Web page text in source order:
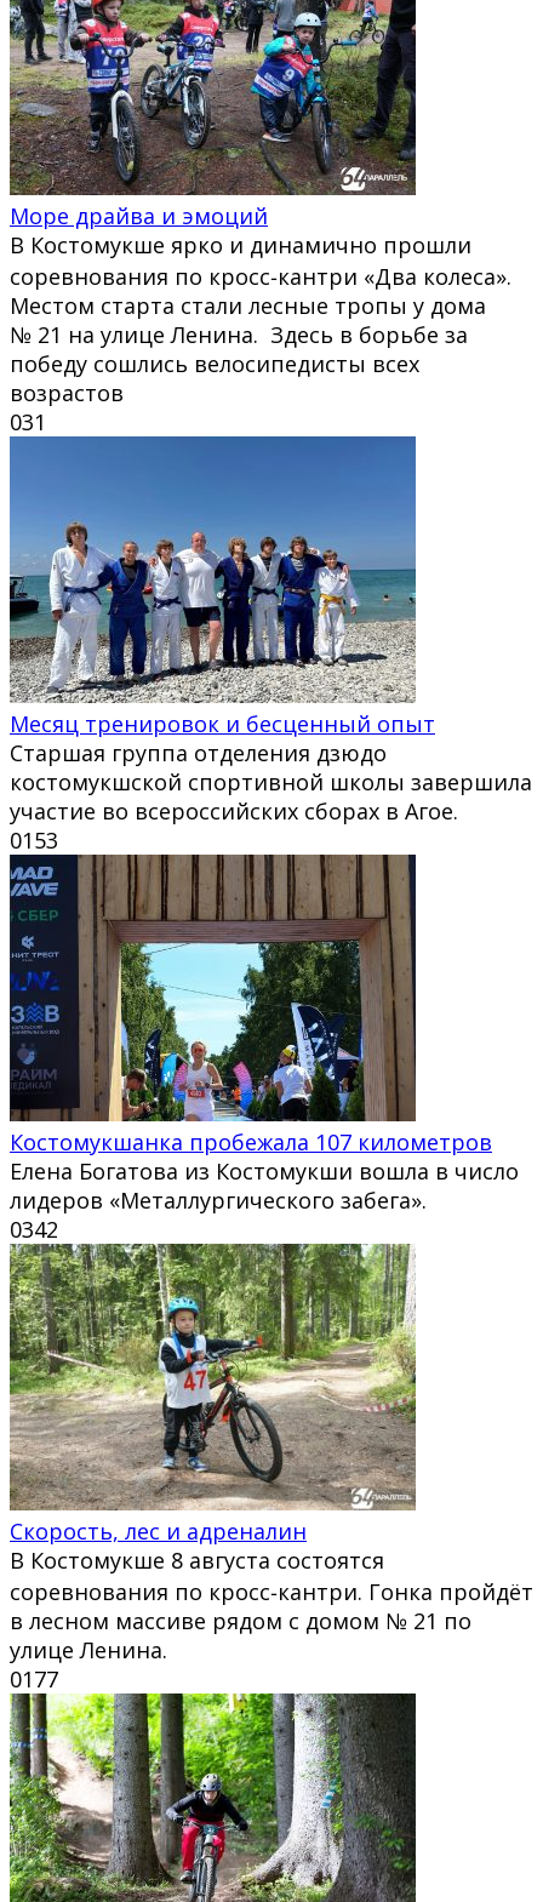
Море драйва и эмоций
В Костомукше ярко и динамично прошли
соревнования по кросс‑кантри «Два колеса».
Местом старта стали лесные тропы у дома
№ 21 на улице Ленина. Здесь в борьбе за
победу сошлись велосипедисты всех
возрастов
031
Месяц тренировок и бесценный опыт
Старшая группа отделения дзюдо
костомукшской спортивной школы завершила
участие во всероссийских сборах в Агое.
0153
Костомукшанка пробежала 107 километров
Елена Богатова из Костомукши вошла в число
лидеров «Металлургического забега».
0342
Скорость, лес и адреналин
В Костомукше 8 августа состоятся
соревнования по кросс‑кантри. Гонка пройдёт
в лесном массиве рядом с домом № 21 по
улице Ленина.
0177